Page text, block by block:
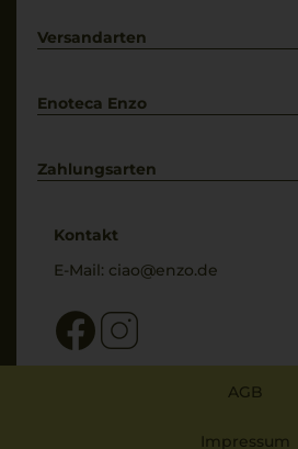
Kontakt
Versandarten
Enoteca Enzo
Bewertungs-Richtlinien
Zahlungsarten
Kontakt
E-Mail: ciao@enzo.de
AGB
Impressum